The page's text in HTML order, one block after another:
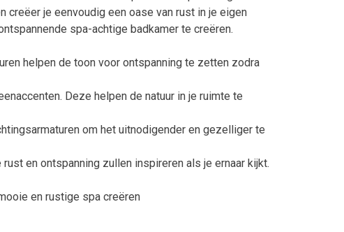
creëer je eenvoudig een oase van rust in je eigen
spa-achtige badkamer te creëren.
helpen de toon voor ontspanning te zetten zodra
Deze helpen de natuur in je ruimte te
om het uitnodigender en gezelliger te
en ontspanning zullen inspireren als je ernaar kijkt.
en rustige spa creëren